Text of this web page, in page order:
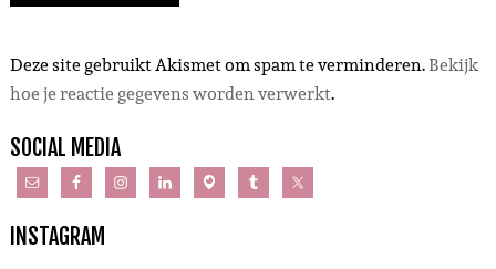
Deze site gebruikt Akismet om spam te verminderen.Bekijk
hoe je reactie gegevens worden verwerkt.
SOCIAL MEDIA
INSTAGRAM